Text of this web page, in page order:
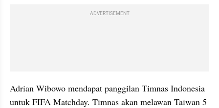
ADVERTISEMENT
Adrian Wibowo mendapat panggilan Timnas Indonesia
untuk FIFA Matchday. Timnas akan melawan Taiwan 5